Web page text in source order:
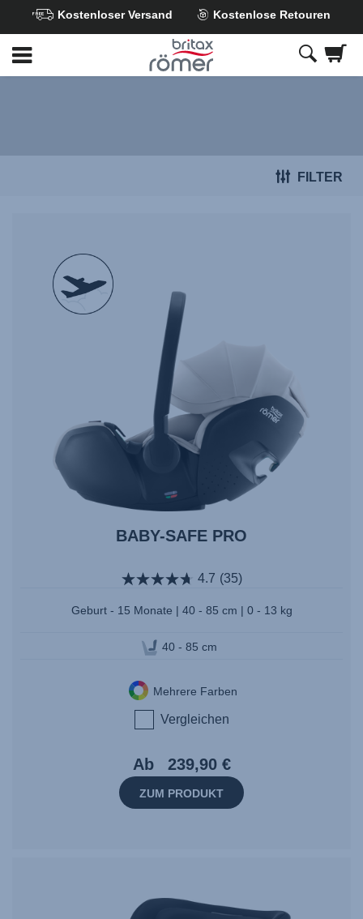
Hauptinhalt
springen
Kostenloser Versand Kostenlose Retouren
FILTER
null
BABY-SAFE PRO
4.7 (35)
Geburt - 15 Monate | 40 - 85 cm | 0 - 13 kg
40 - 85 cm
Mehrere Farben
Vergleichen
Ab 239,90 €
ZUM PRODUKT